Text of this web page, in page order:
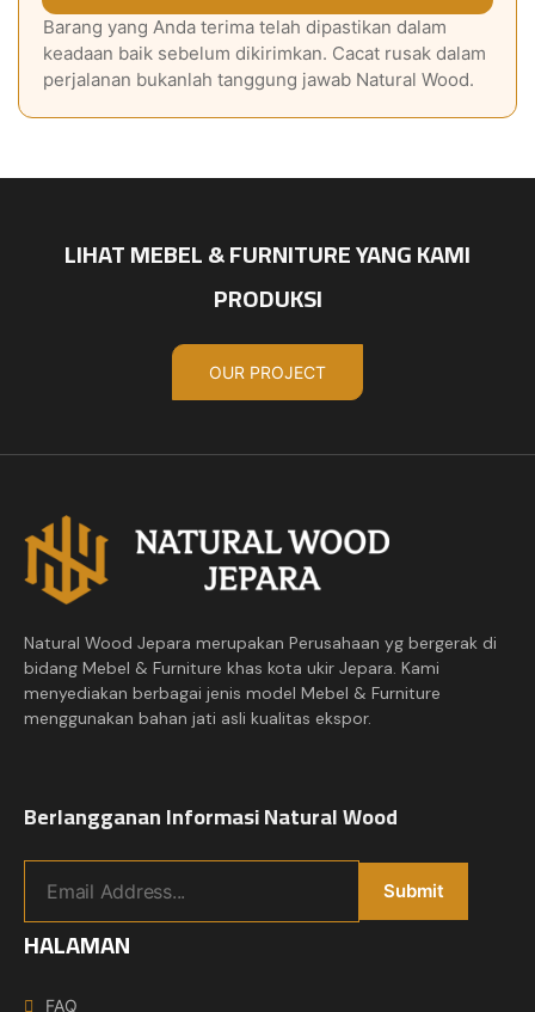
Barang yang Anda terima telah dipastikan dalam
keadaan baik sebelum dikirimkan. Cacat rusak dalam
perjalanan bukanlah tanggung jawab Natural Wood.
LIHAT MEBEL & FURNITURE YANG KAMI
PRODUKSI
OUR PROJECT
Natural Wood Jepara merupakan Perusahaan yg bergerak di
bidang Mebel & Furniture khas kota ukir Jepara. Kami
menyediakan berbagai jenis model Mebel & Furniture
menggunakan bahan jati asli kualitas ekspor.
Berlangganan Informasi Natural Wood
HALAMAN
FAQ